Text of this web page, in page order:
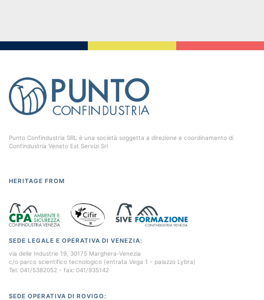
Punto Confindustria SRL è una società soggetta a direzione e coordinamento di
Confindustria Veneto Est Servizi Srl
HERITAGE FROM
SEDE LEGALE E OPERATIVA DI VENEZIA:
via delle Industrie 19, 30175 Marghera-Venezia
c/o parco scientifico tecnologico (entrata Vega 1 - palazzo Lybra)
Tel: 041/5382052 - fax: 041/935142
SEDE OPERATIVA DI ROVIGO: